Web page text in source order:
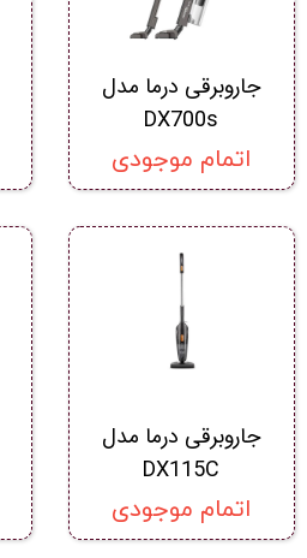
جاروبرقی درما مدل
DX700s
اتمام موجودی
جاروبرقی درما مدل
DX115C
اتمام موجودی